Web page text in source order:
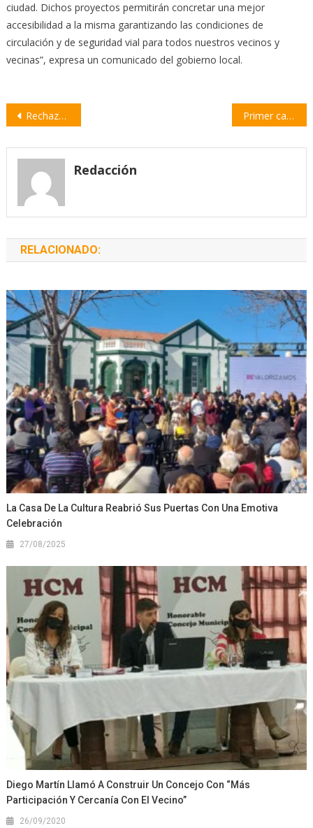
ciudad. Dichos proyectos permitirán concretar una mejor
accesibilidad a la misma garantizando las condiciones de
circulación y de seguridad vial para todos nuestros vecinos y
vecinas”, expresa un comunicado del gobierno local.
Navegación
entradas
Rechazaron las acusaciones contra el Juez Penal de Villa Constitución Primer caso de Covid-19 en la localidad de Rueda
Redacción
RELACIONADO:
La Casa De La Cultura Reabrió Sus Puertas Con Una Emotiva
Celebración
27/08/2025
Diego Martín Llamó A Construir Un Concejo Con “más
Participación Y Cercanía Con El Vecino”
26/09/2020